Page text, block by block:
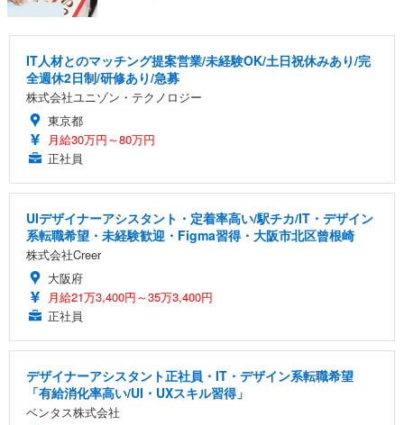
IT人材とのマッチング提案営業/未経験OK/土日祝休みあり/完
全週休2日制/研修あり/急募
株式会社ユニゾン・テクノロジー
東京都
月給30万円～80万円
正社員
UIデザイナーアシスタント・定着率高い/駅チカ/IT・デザイン
系転職希望・未経験歓迎・Figma習得・大阪市北区曾根崎
株式会社Creer
大阪府
月給21万3,400円～35万3,400円
正社員
デザイナーアシスタント正社員・IT・デザイン系転職希望
「有給消化率高い/UI・UXスキル習得」
ベンタス株式会社